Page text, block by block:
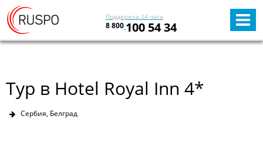
Поддержка 24 часа
8 800 100 54 34
Тур в Hotel Royal Inn 4*
Сербия, Белград